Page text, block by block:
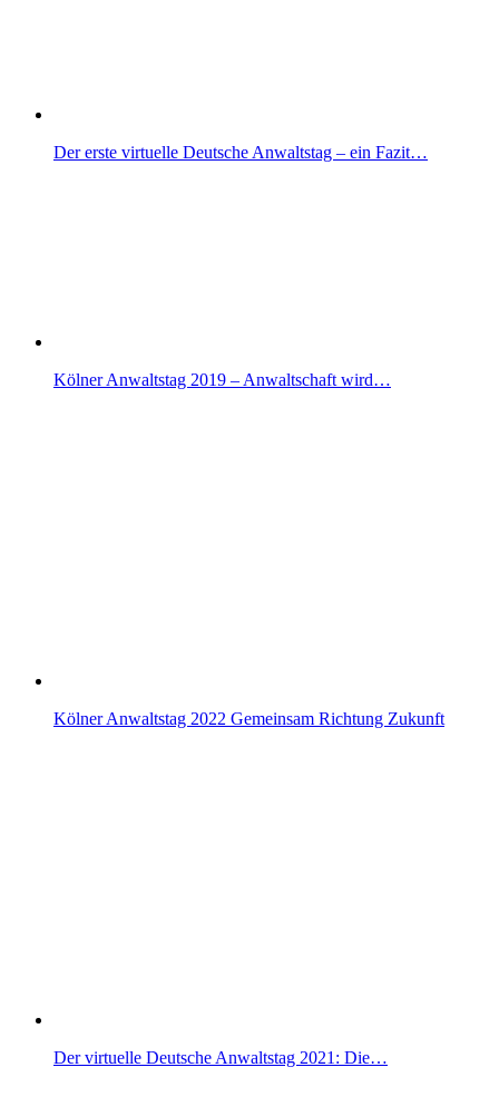
Der erste virtuelle Deutsche Anwaltstag – ein Fazit…
Kölner Anwaltstag 2019 – Anwaltschaft wird…
Kölner Anwaltstag 2022 Gemeinsam Richtung Zukunft
Der virtuelle Deutsche Anwaltstag 2021: Die…